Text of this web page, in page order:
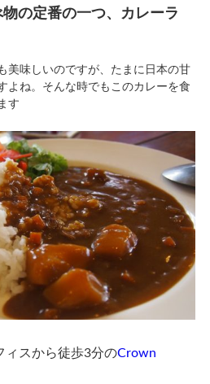
の定番の一つ、カレーラ
美味しいのですが、たまに日本の甘
よね。そんな時でもこのカレーを食
す
ィスから徒歩3分のCrown